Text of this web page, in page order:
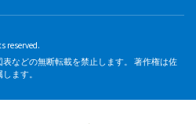
reserved.
などの無断転載を禁止します。 著作権は佐
ます。